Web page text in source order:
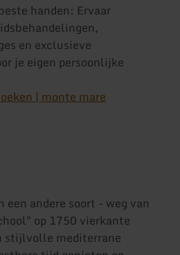
handen: Ervaar
en exclusieve
je eigen persoonlijke
| monte mare
andere soort - weg van
op 1750 vierkante
stijlvolle mediterrane